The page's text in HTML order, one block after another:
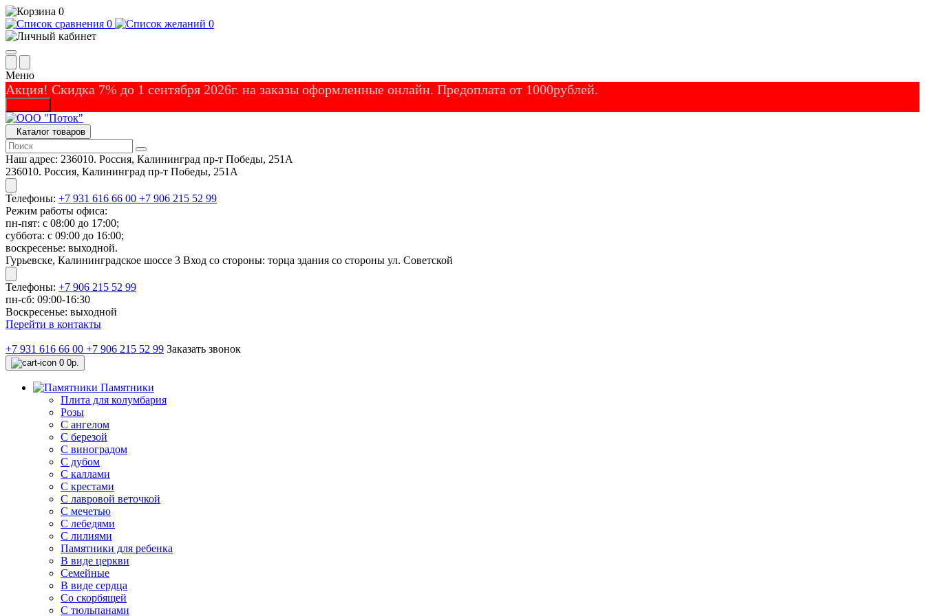
0
0
0
Меню
Акция! Скидка 7% до 1 сентября 2026г. на заказы оформленные онлайн. Предоплата от 1000рублей.
Каталог товаров
Наш адрес: 236010. Россия, Калининград пр-т Победы, 251А
236010. Россия, Калининград пр-т Победы, 251А
Телефоны: +7 931 616 66 00 +7 906 215 52 99
Режим работы офиса:
пн-пят: с 08:00 до 17:00;
суббота: с 09:00 до 16:00;
воскресенье: выходной.
Гурьевске, Калининградское шоссе 3 Вход со стороны: торца здания со стороны ул. Советской
Телефоны: +7 906 215 52 99
пн-сб: 09:00-16:30
Воскресенье: выходной
Перейти в контакты
+7 931 616 66 00 +7 906 215 52 99 Заказать звонок
0 0р.
Памятники
Плита для колумбария
Розы
C ангелом
C березой
С виноградом
С дубом
С каллами
С крестами
С лавровой веточкой
С мечетью
C лебедями
С лилиями
Памятники для ребенка
В виде церкви
Семейные
В виде сердца
Со скорбящей
С тюльпанами